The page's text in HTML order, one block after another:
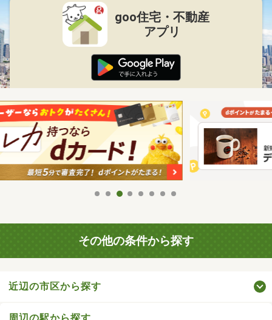
goo住宅・不動産
アプリ
その他の条件から探す
近辺の市区から探す